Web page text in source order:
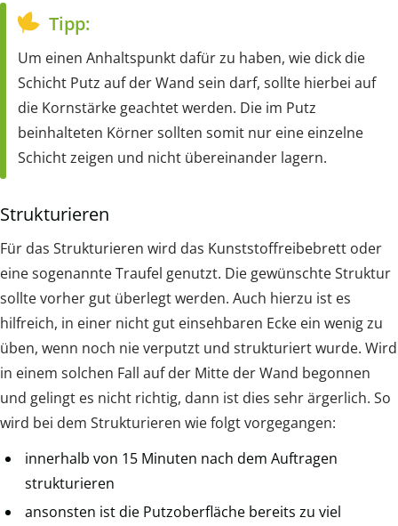
Tipp:
Um einen Anhaltspunkt dafür zu haben, wie dick die
Schicht Putz auf der Wand sein darf, sollte hierbei auf
die Kornstärke geachtet werden. Die im Putz
beinhalteten Körner sollten somit nur eine einzelne
Schicht zeigen und nicht übereinander lagern.
Strukturieren
Für das Strukturieren wird das Kunststoffreibebrett oder
eine sogenannte Traufel genutzt. Die gewünschte Struktur
sollte vorher gut überlegt werden. Auch hierzu ist es
hilfreich, in einer nicht gut einsehbaren Ecke ein wenig zu
üben, wenn noch nie verputzt und strukturiert wurde. Wird
in einem solchen Fall auf der Mitte der Wand begonnen
und gelingt es nicht richtig, dann ist dies sehr ärgerlich. So
wird bei dem Strukturieren wie folgt vorgegangen:
innerhalb von 15 Minuten nach dem Auftragen
strukturieren
ansonsten ist die Putzoberfläche bereits zu viel